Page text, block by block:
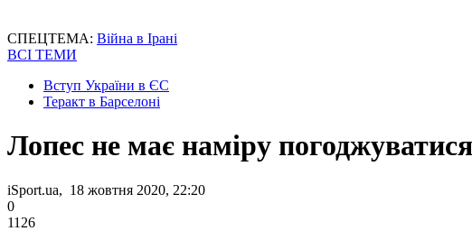
СПЕЦТЕМА: Війна в Ірані
ВСІ ТЕМИ
Вступ України в ЄС
Теракт в Барселоні
Лопес не має наміру
iSport.ua, 18 жовтня 2020, 22:20
0
1126